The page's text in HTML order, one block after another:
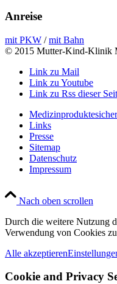
Anreise
mit PKW /mit Bahn
© 2015 Mutter-Kind-Klinik
Link zu Mail
Link zu Youtube
Link zu Rss dieser
Links
Presse
Sitemap
Datenschutz
Impressum
Nach oben scrollen
Durch die weitere Nutzung
Verwendung von Cookies
Alle akzeptieren
Cookie and Privacy